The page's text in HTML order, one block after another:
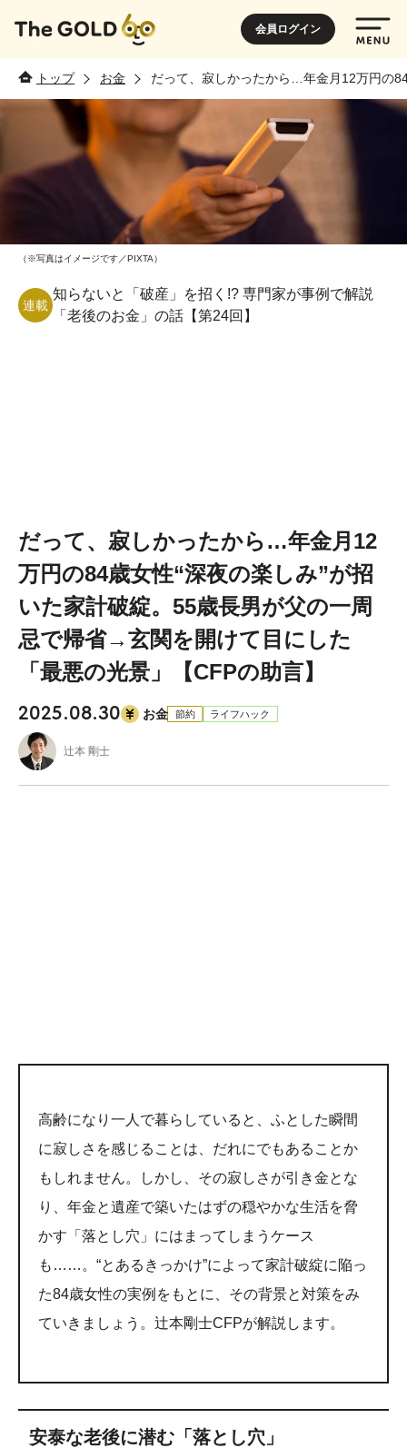
会員ログイン
トップ お金 だって、寂しかったから…年金月12万円の
（※写真はイメージです／PIXTA）
連載
知らないと「破産」を招く!? 専門家が事例で解説
「老後のお金」の話【第24回】
だって、寂しかったから…年金月12
万円の84歳女性“深夜の楽しみ”が招
いた家計破綻。55歳長男が父の一周
忌で帰省→玄関を開けて目にした
「最悪の光景」【CFPの助言】
2025.08.30 お金 節約 ライフハック
辻本 剛士
高齢になり一人で暮らしていると、ふとした瞬間
に寂しさを感じることは、だれにでもあることか
もしれません。しかし、その寂しさが引き金とな
り、年金と遺産で築いたはずの穏やかな生活を脅
かす「落とし穴」にはまってしまうケース
も……。“とあるきっかけ”によって家計破綻に陥っ
た84歳女性の実例をもとに、その背景と対策をみ
ていきましょう。辻本剛士CFPが解説します。
安泰な老後に潜む「落とし穴」